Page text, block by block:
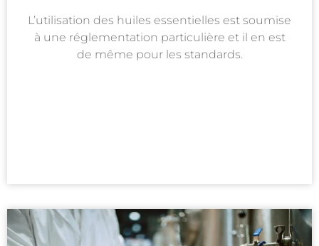
L’utilisation des huiles essentielles est soumise
à une réglementation particulière et il en est
de même pour les standards.